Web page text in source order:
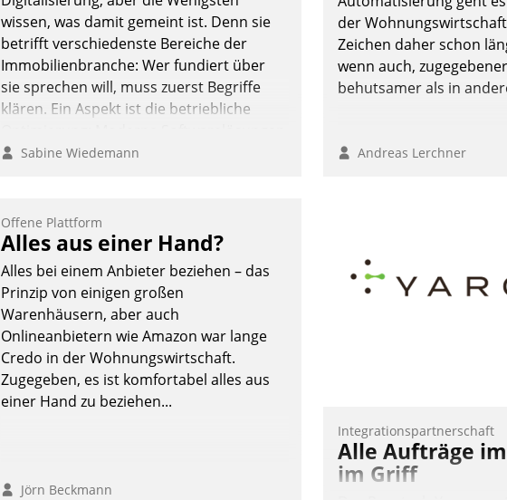
wissen, was damit gemeint ist. Denn sie
betrifft verschiedenste Bereiche der
Immobilienbranche: Wer fundiert über
sie sprechen will, muss zuerst Begriffe
klären. Ein Aspekt ist die betriebliche
ermöglichen große Einsparungen durch
Allein mit der Einführung einer neuen
Software ist es nicht getan. Die
Digitalisierung erfordert von
Unternehmen die Bereitschaft, sich zu
überprüfen, zu hinterfragen und zu
verändern.
Sabine Wiedemann
der
Zeichen daher schon
wenn auch,
behutsamer als in
Andreas Lerchner
Offene Plattform
Alles aus einer Hand?
Alles bei einem Anbieter beziehen – das
Prinzip von einigen großen
Warenhäusern, aber auch
Onlineanbietern wie Amazon war lange
Credo in der Wohnungswirtschaft.
Zugegeben, es ist komfortabel alles aus
einer Hand zu beziehen...
Jörn Beckmann
Integrationspartnerschaft
Alle Aufträge
im Griff